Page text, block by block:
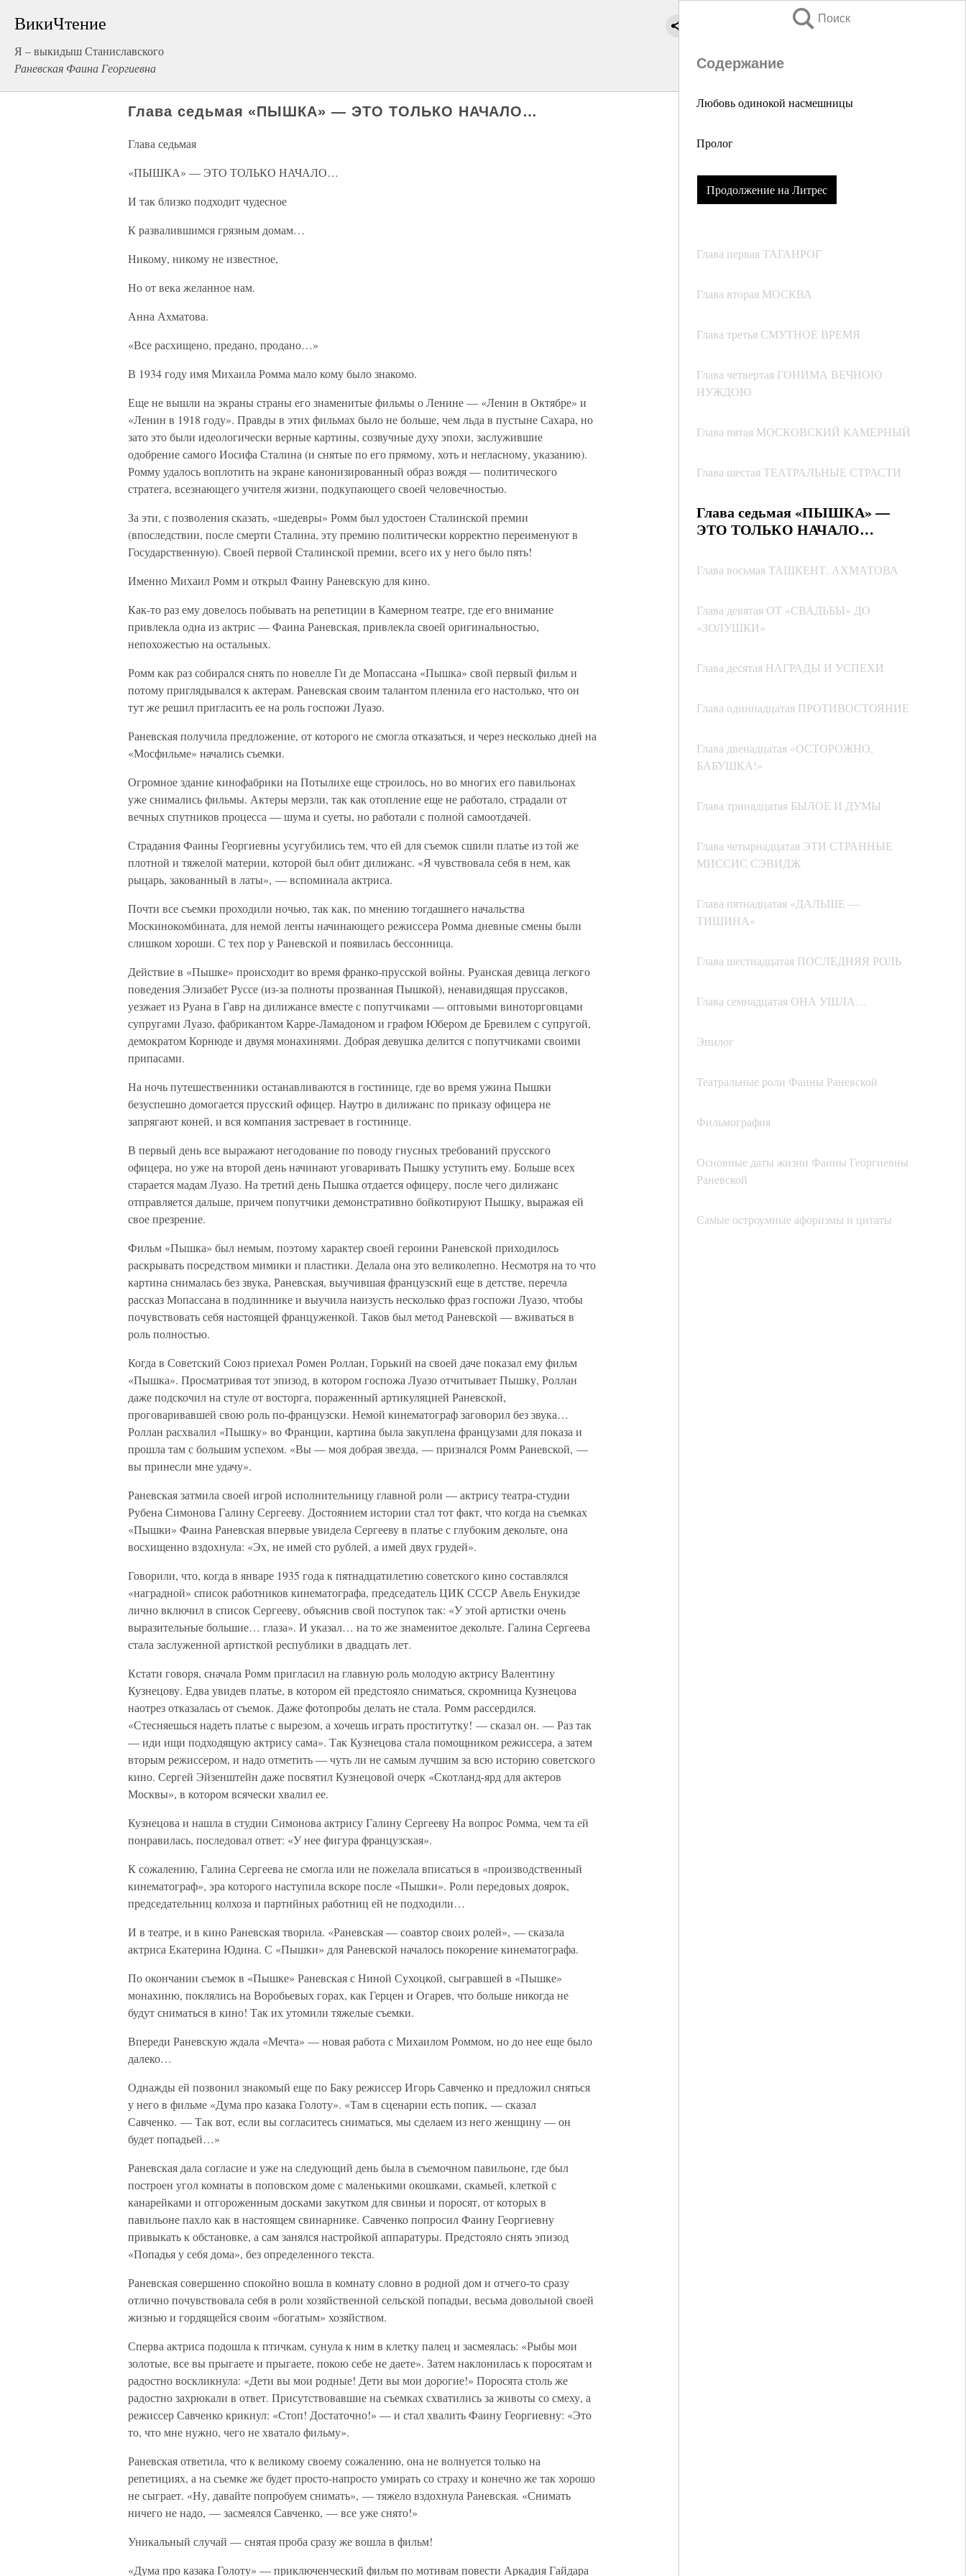
ВикиЧтение
Я – выкидыш Станиславского
Раневская Фаина Георгиевна
Поиск
Содержание
Любовь одинокой насмешницы
Пролог
Продолжение на Литрес
Глава первая ТАГАНРОГ
Глава вторая МОСКВА
Глава третья СМУТНОЕ ВРЕМЯ
Глава четвертая ГОНИМА ВЕЧНОЮ
НУЖДОЮ
Глава пятая МОСКОВСКИЙ КАМЕРНЫЙ
Глава шестая ТЕАТРАЛЬНЫЕ СТРАСТИ
Глава седьмая «ПЫШКА» —
ЭТО ТОЛЬКО НАЧАЛО…
Глава восьмая ТАШКЕНТ. АХМАТОВА
Глава девятая ОТ «СВАДЬБЫ» ДО
«ЗОЛУШКИ»
Глава десятая НАГРАДЫ И УСПЕХИ
Глава одиннадцатая ПРОТИВОСТОЯНИЕ
Глава двенадцатая «ОСТОРОЖНО,
БАБУШКА!»
Глава тринадцатая БЫЛОЕ И ДУМЫ
Глава четырнадцатая ЭТИ СТРАННЫЕ
МИССИС СЭВИДЖ
Глава пятнадцатая «ДАЛЬШЕ —
ТИШИНА»
Глава шестнадцатая ПОСЛЕДНЯЯ РОЛЬ
Глава семнадцатая ОНА УШЛА…
Эпилог
Театральные роли Фаины Раневской
Фильмография
Основные даты жизни Фаины Георгиевны
Раневской
Самые остроумные афоризмы и цитаты
Глава седьмая «ПЫШКА» — ЭТО ТОЛЬКО НАЧАЛО…
Глава седьмая
«ПЫШКА» — ЭТО ТОЛЬКО НАЧАЛО…
И так близко подходит чудесное
К развалившимся грязным домам…
Никому, никому не известное,
Но от века желанное нам.
Анна Ахматова.
«Все расхищено, предано, продано…»
В 1934 году имя Михаила Ромма мало кому было знакомо.
Еще не вышли на экраны страны его знаменитые фильмы о Ленине — «Ленин в Октябре» и
«Ленин в 1918 году». Правды в этих фильмах было не больше, чем льда в пустыне Сахара, но
зато это были идеологически верные картины, созвучные духу эпохи, заслужившие
одобрение самого Иосифа Сталина (и снятые по его прямому, хоть и негласному, указанию).
Ромму удалось воплотить на экране канонизированный образ вождя — политического
стратега, всезнающего учителя жизни, подкупающего своей человечностью.
За эти, с позволения сказать, «шедевры» Ромм был удостоен Сталинской премии
(впоследствии, после смерти Сталина, эту премию политически корректно переименуют в
Государственную). Своей первой Сталинской премии, всего их у него было пять!
Именно Михаил Ромм и открыл Фаину Раневскую для кино.
Как-то раз ему довелось побывать на репетиции в Камерном театре, где его внимание
привлекла одна из актрис — Фаина Раневская, привлекла своей оригинальностью,
непохожестью на остальных.
Ромм как раз собирался снять по новелле Ги де Мопассана «Пышка» свой первый фильм и
потому приглядывался к актерам. Раневская своим талантом пленила его настолько, что он
тут же решил пригласить ее на роль госпожи Луазо.
Раневская получила предложение, от которого не смогла отказаться, и через несколько дней на
«Мосфильме» начались съемки.
Огромное здание кинофабрики на Потылихе еще строилось, но во многих его павильонах
уже снимались фильмы. Актеры мерзли, так как отопление еще не работало, страдали от
вечных спутников процесса — шума и суеты, но работали с полной самоотдачей.
Страдания Фаины Георгиевны усугубились тем, что ей для съемок сшили платье из той же
плотной и тяжелой материи, которой был обит дилижанс. «Я чувствовала себя в нем, как
рыцарь, закованный в латы», — вспоминала актриса.
Почти все съемки проходили ночью, так как, по мнению тогдашнего начальства
Москинокомбината, для немой ленты начинающего режиссера Ромма дневные смены были
слишком хороши. С тех пор у Раневской и появилась бессонница.
Действие в «Пышке» происходит во время франко-прусской войны. Руанская девица легкого
поведения Элизабет Руссе (из-за полноты прозванная Пышкой), ненавидящая пруссаков,
уезжает из Руана в Гавр на дилижансе вместе с попутчиками — оптовыми виноторговцами
супругами Луазо, фабрикантом Карре-Ламадоном и графом Юбером де Бревилем с супругой,
демократом Корнюде и двумя монахинями. Добрая девушка делится с попутчиками своими
припасами.
На ночь путешественники останавливаются в гостинице, где во время ужина Пышки
безуспешно домогается прусский офицер. Наутро в дилижанс по приказу офицера не
запрягают коней, и вся компания застревает в гостинице.
В первый день все выражают негодование по поводу гнусных требований прусского
офицера, но уже на второй день начинают уговаривать Пышку уступить ему. Больше всех
старается мадам Луазо. На третий день Пышка отдается офицеру, после чего дилижанс
отправляется дальше, причем попутчики демонстративно бойкотируют Пышку, выражая ей
свое презрение.
Фильм «Пышка» был немым, поэтому характер своей героини Раневской приходилось
раскрывать посредством мимики и пластики. Делала она это великолепно. Несмотря на то что
картина снималась без звука, Раневская, выучившая французский еще в детстве, перечла
рассказ Мопассана в подлиннике и выучила наизусть несколько фраз госпожи Луазо, чтобы
почувствовать себя настоящей француженкой. Таков был метод Раневской — вживаться в
роль полностью.
Когда в Советский Союз приехал Ромен Роллан, Горький на своей даче показал ему фильм
«Пышка». Просматривая тот эпизод, в котором госпожа Луазо отчитывает Пышку, Роллан
даже подскочил на стуле от восторга, пораженный артикуляцией Раневской,
проговаривавшей свою роль по-французски. Немой кинематограф заговорил без звука…
Роллан расхвалил «Пышку» во Франции, картина была закуплена французами для показа и
прошла там с большим успехом. «Вы — моя добрая звезда, — признался Ромм Раневской, —
вы принесли мне удачу».
Раневская затмила своей игрой исполнительницу главной роли — актрису театра-студии
Рубена Симонова Галину Сергееву. Достоянием истории стал тот факт, что когда на съемках
«Пышки» Фаина Раневская впервые увидела Сергееву в платье с глубоким декольте, она
восхищенно вздохнула: «Эх, не имей сто рублей, а имей двух грудей».
Говорили, что, когда в январе 1935 года к пятнадцатилетию советского кино составлялся
«наградной» список работников кинематографа, председатель ЦИК СССР Авель Енукидзе
лично включил в список Сергееву, объяснив свой поступок так: «У этой артистки очень
выразительные большие… глаза». И указал… на то же знаменитое декольте. Галина Сергеева
стала заслуженной артисткой республики в двадцать лет.
Кстати говоря, сначала Ромм пригласил на главную роль молодую актрису Валентину
Кузнецову. Едва увидев платье, в котором ей предстояло сниматься, скромница Кузнецова
наотрез отказалась от съемок. Даже фотопробы делать не стала. Ромм рассердился.
«Стесняешься надеть платье с вырезом, а хочешь играть проститутку! — сказал он. — Раз так
— иди ищи подходящую актрису сама». Так Кузнецова стала помощником режиссера, а затем
вторым режиссером, и надо отметить — чуть ли не самым лучшим за всю историю советского
кино. Сергей Эйзенштейн даже посвятил Кузнецовой очерк «Скотланд-ярд для актеров
Москвы», в котором всячески хвалил ее.
Кузнецова и нашла в студии Симонова актрису Галину Сергееву На вопрос Ромма, чем та ей
понравилась, последовал ответ: «У нее фигура французская».
К сожалению, Галина Сергеева не смогла или не пожелала вписаться в «производственный
кинематограф», эра которого наступила вскоре после «Пышки». Роли передовых доярок,
председательниц колхоза и партийных работниц ей не подходили…
И в театре, и в кино Раневская творила. «Раневская — соавтор своих ролей», — сказала
актриса Екатерина Юдина. С «Пышки» для Раневской началось покорение кинематографа.
По окончании съемок в «Пышке» Раневская с Ниной Сухоцкой, сыгравшей в «Пышке»
монахиню, поклялись на Воробьевых горах, как Герцен и Огарев, что больше никогда не
будут сниматься в кино! Так их утомили тяжелые съемки.
Впереди Раневскую ждала «Мечта» — новая работа с Михаилом Роммом, но до нее еще было
далеко…
Однажды ей позвонил знакомый еще по Баку режиссер Игорь Савченко и предложил сняться
у него в фильме «Дума про казака Голоту». «Там в сценарии есть попик, — сказал
Савченко. — Так вот, если вы согласитесь сниматься, мы сделаем из него женщину — он
будет попадьей…»
Раневская дала согласие и уже на следующий день была в съемочном павильоне, где был
построен угол комнаты в поповском доме с маленькими окошками, скамьей, клеткой с
канарейками и отгороженным досками закутком для свиньи и поросят, от которых в
павильоне пахло как в настоящем свинарнике. Савченко попросил Фаину Георгиевну
привыкать к обстановке, а сам занялся настройкой аппаратуры. Предстояло снять эпизод
«Попадья у себя дома», без определенного текста.
Раневская совершенно спокойно вошла в комнату словно в родной дом и отчего-то сразу
отлично почувствовала себя в роли хозяйственной сельской попадьи, весьма довольной своей
жизнью и гордящейся своим «богатым» хозяйством.
Сперва актриса подошла к птичкам, сунула к ним в клетку палец и засмеялась: «Рыбы мои
золотые, все вы прыгаете и прыгаете, покою себе не даете». Затем наклонилась к поросятам и
радостно воскликнула: «Дети вы мои родные! Дети вы мои дорогие!» Поросята столь же
радостно захрюкали в ответ. Присутствовавшие на съемках схватились за животы со смеху, а
режиссер Савченко крикнул: «Стоп! Достаточно!» — и стал хвалить Фаину Георгиевну: «Это
то, что мне нужно, чего не хватало фильму».
Раневская ответила, что к великому своему сожалению, она не волнуется только на
репетициях, а на съемке же будет просто-напросто умирать со страху и конечно же так хорошо
не сыграет. «Ну, давайте попробуем снимать», — тяжело вздохнула Раневская. «Снимать
ничего не надо, — засмеялся Савченко, — все уже снято!»
Уникальный случай — снятая проба сразу же вошла в фильм!
«Дума про казака Голоту» — приключенческий фильм по мотивам повести Аркадия Гайдара